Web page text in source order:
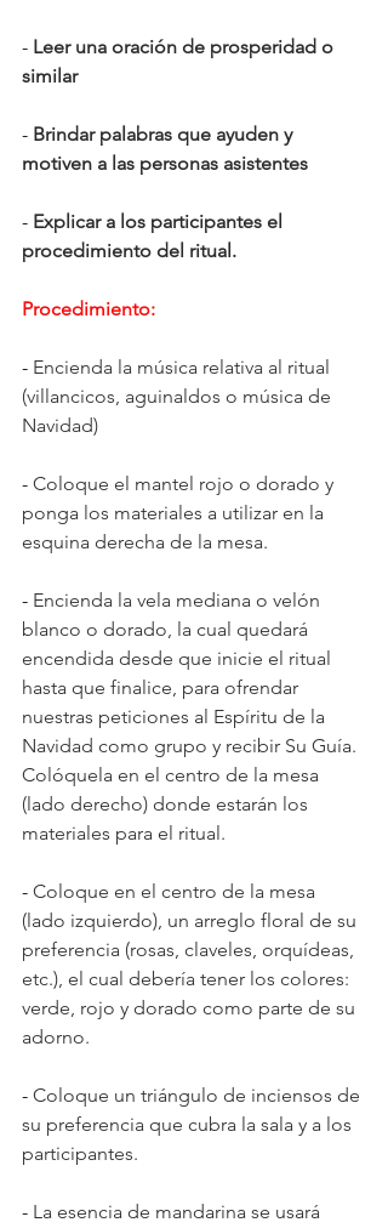
- Leer una oración de prosperidad o
similar
- Brindar palabras que ayuden y
motiven a las personas asistentes
- Explicar a los participantes el
procedimiento del ritual.
Procedimiento:
- Encienda la música relativa al ritual
(villancicos, aguinaldos o música de
Navidad)
- Coloque el mantel rojo o dorado y
ponga los materiales a utilizar en la
esquina derecha de la mesa.
- Encienda la vela mediana o velón
blanco o dorado, la cual quedará
encendida desde que inicie el ritual
hasta que finalice, para ofrendar
nuestras peticiones al Espíritu de la
Navidad como grupo y recibir Su Guía.
Colóquela en el centro de la mesa
(lado derecho) donde estarán los
materiales para el ritual.
- Coloque en el centro de la mesa
(lado izquierdo), un arreglo floral de su
preferencia (rosas, claveles, orquídeas,
etc.), el cual debería tener los colores:
verde, rojo y dorado como parte de su
adorno.
- Coloque un triángulo de inciensos de
su preferencia que cubra la sala y a los
participantes.
- La esencia de mandarina se usará